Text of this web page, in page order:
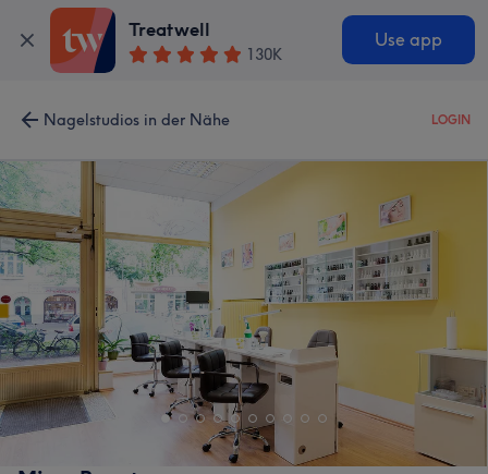
Treatwell
130K
Use app
Nagelstudios in der Nähe LOGIN